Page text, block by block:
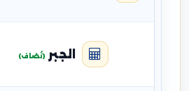
الجبر (تُضاف)